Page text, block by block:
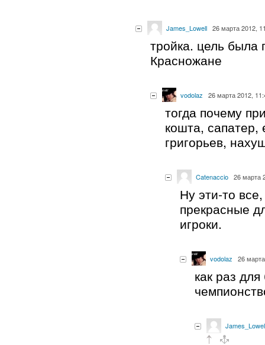
James_Lowell 26 марта 2012,
тройка. цель была
Красножане
vodolaz 26 марта 2012,
тогда почему
кошта, сапатер,
григорьев,
Catenaccio 26 марта
Ну эти-то
прекрасные
игроки.
vodolaz 26
как раз